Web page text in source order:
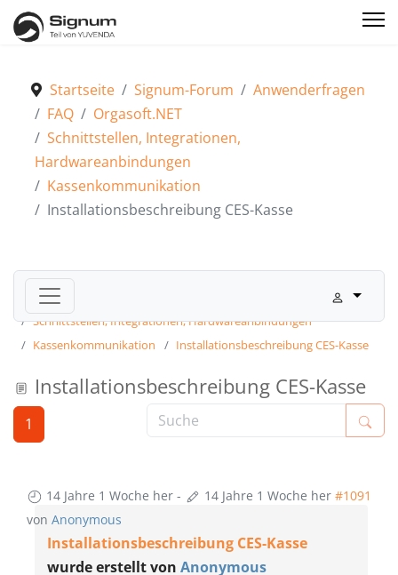
Startseite Signum-Forum
Anwenderfragen
FAQ
Orgasoft.NET
Schnittstellen, Integrationen,
Hardwareanbindungen
Kassenkommunikation
Installationsbeschreibung CES-Kasse
Signum-Forum
Orgasoft.NET
Schnittstellen, Integrationen, Hardwareanbindungen
Kassenkommunikation
Installationsbeschreibung CES-Kasse
Installationsbeschreibung CES-Kasse
1
14 Jahre 1 Woche her - 14 Jahre 1 Woche her #1091
von Anonymous
Installationsbeschreibung CES-Kasse
wurde erstellt von Anonymous